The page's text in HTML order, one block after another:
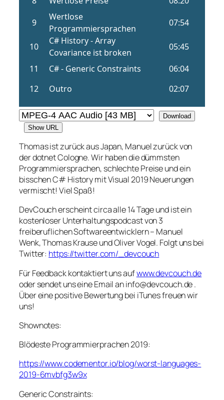
Download
Show URL
Thomas ist zurück aus Japan, Manuel zurück von
der dotnet Cologne. Wir haben die dümmsten
Programmiersprachen, schlechte Preise und ein
bisschen C# History mit Visual 2019 Neuerungen
vermischt! Viel Spaß!
DevCouch erscheint circa alle 14 Tage und ist ein
kostenloser Unterhaltungspodcast von 3
freiberuflichen Softwareentwicklern – Manuel
Wenk, Thomas Krause und Oliver Vogel. Folgt uns bei
Twitter: https://twitter.com/_devcouch
Für Feedback kontaktiert uns aufwww.devcouch.de
oder sendet uns eine Email an info@devcouch.de .
Über eine positive Bewertung bei iTunes freuen wir
uns!
Shownotes:
Blödeste Programmierprachen 2019:
https://www.codementor.io/blog/worst-languages-
2019-6mvbfg3w9x
Generic Constraints: